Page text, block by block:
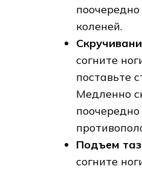
коленей.
согните
поставьте
Медленно
Подъем
согните